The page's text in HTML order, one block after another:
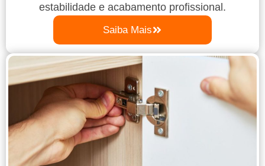
estabilidade e acabamento profissional.
Saiba Mais